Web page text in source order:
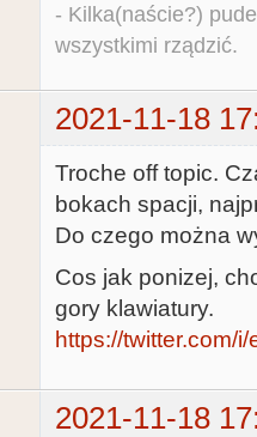
- Kilka(naście?)
wszystkimi rządzić.
2021-11-18
Troche off topic.
bokach spacji,
Do czego można
Cos jak ponizej,
gory klawiatury.
https://twitter.com/
2021-11-18